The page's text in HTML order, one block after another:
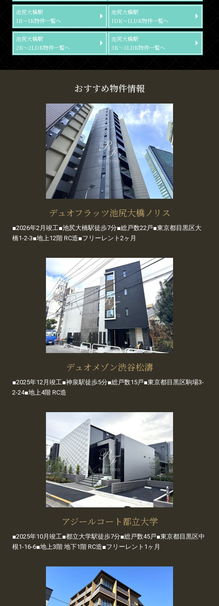
池尻大橋駅
1R～1K物件一覧へ
池尻大橋駅
1DK～1LDK物件一覧へ
池尻大橋駅
2K～2LDK物件一覧へ
池尻大橋駅
3K～3LDK物件一覧へ
おすすめ物件情報
デュオフラッツ池尻大橋ノリス
■2026年2月竣工■池尻大橋駅徒歩7分■総戸数22戸■東京都目黒区大
橋1-2-3■地上12階 RC造■フリーレント2ヶ月
デュオメゾン渋谷松濤
■2025年12月竣工■神泉駅徒歩5分■総戸数15戸■東京都目黒区駒場3-
2-24■地上4階 RC造
アジールコート都立大学
■2025年10月竣工■都立大学駅徒歩7分■総戸数45戸■東京都目黒区中
根1-16-6■地上3階 地下1階 RC造■フリーレント1ヶ月